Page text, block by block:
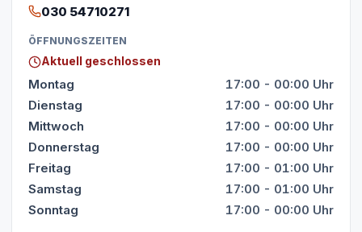
030 54710271
ÖFFNUNGSZEITEN
Aktuell geschlossen
Montag
17:00 - 00:00 Uhr
Dienstag
17:00 - 00:00 Uhr
Mittwoch
17:00 - 00:00 Uhr
Donnerstag
17:00 - 00:00 Uhr
Freitag
17:00 - 01:00 Uhr
Samstag
17:00 - 01:00 Uhr
Sonntag
17:00 - 00:00 Uhr